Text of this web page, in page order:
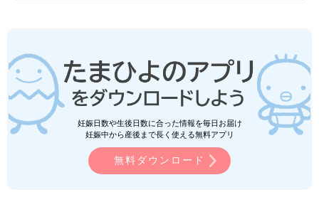
妊娠日数や生後日数に合った情報を毎日お届け
妊娠中から産後まで長く使える無料アプリ
無料ダウンロード